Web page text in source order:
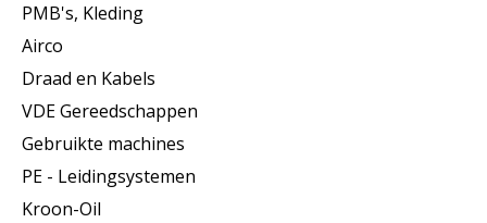
PMB's, Kleding
Airco
Draad en Kabels
VDE Gereedschappen
Gebruikte machines
PE - Leidingsystemen
Kroon-Oil